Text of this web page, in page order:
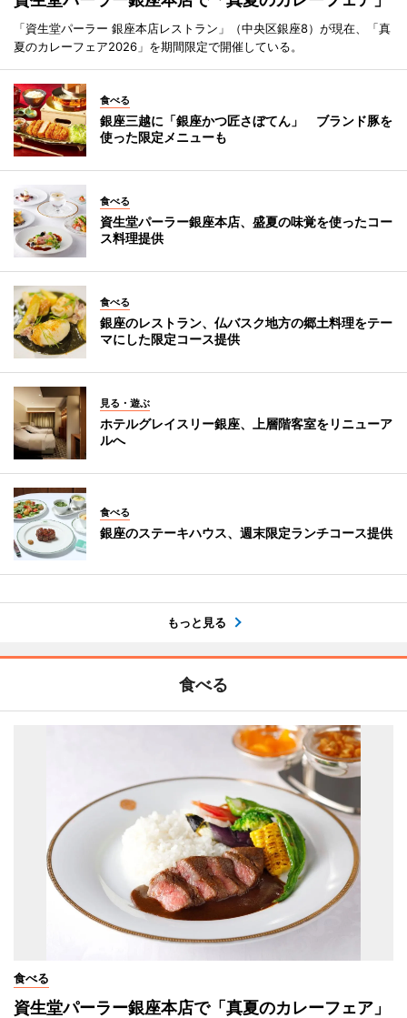
「資生堂パーラー 銀座本店レストラン」（中央区銀座8）が現在、「真
夏のカレーフェア2026」を期間限定で開催している。
食べる
銀座三越に「銀座かつ匠さぼてん」 ブランド豚を
使った限定メニューも
食べる
資生堂パーラー銀座本店、盛夏の味覚を使ったコー
ス料理提供
食べる
銀座のレストラン、仏バスク地方の郷土料理をテー
マにした限定コース提供
見る・遊ぶ
ホテルグレイスリー銀座、上層階客室をリニューア
ルへ
食べる
銀座のステーキハウス、週末限定ランチコース提供
もっと見る
食べる
食べる
資生堂パーラー銀座本店で「真夏のカレーフェア」